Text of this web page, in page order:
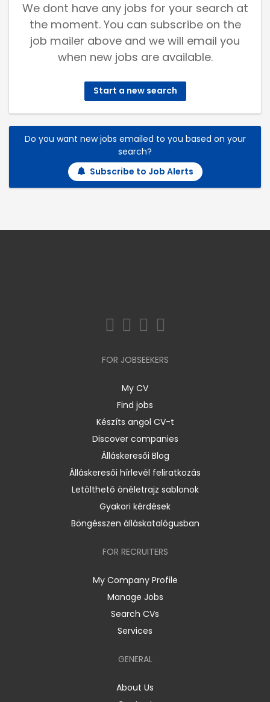
We dont have any jobs for your search at
the moment. You can subscribe on the
job mailer above and we will email you
when new jobs are available.
Start a new search
Do you want new jobs emailed to you based on your
search?
Subscribe to Job Alerts
FOR JOBSEEKERS
My CV
Find jobs
Készíts angol CV-t
Discover companies
Álláskeresői Blog
Álláskeresői hírlevél feliratkozás
Letölthető önéletrajz sablonok
Gyakori kérdések
Böngésszen álláskatalógusban
FOR RECRUITERS
My Company Profile
Manage Jobs
Search CVs
Services
GENERAL
About Us